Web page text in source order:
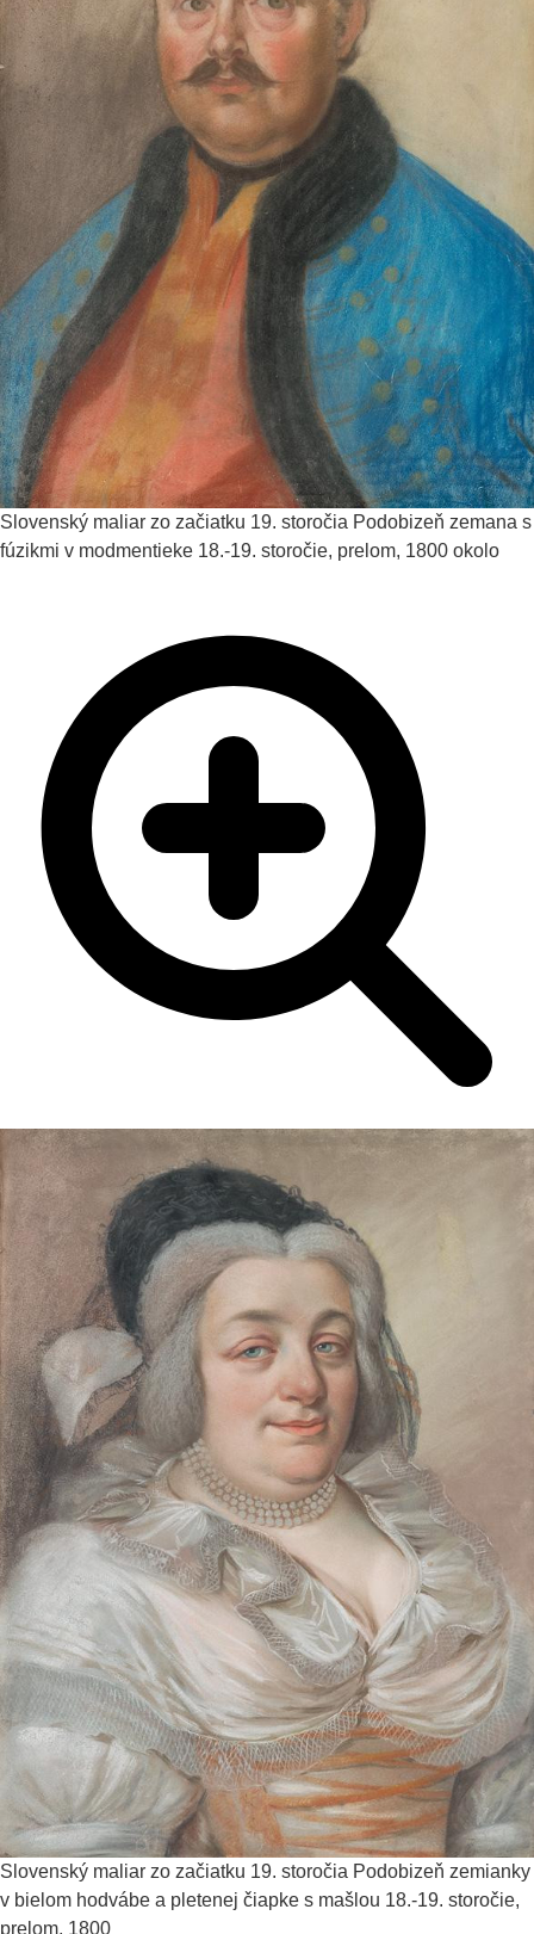
Slovenský maliar zo začiatku 19. storočia Podobizeň zemana s
fúzikmi v modmentieke 18.-19. storočie, prelom, 1800 okolo
Slovenský maliar zo začiatku 19. storočia Podobizeň zemianky
v bielom hodvábe a pletenej čiapke s mašlou 18.-19. storočie,
prelom, 1800